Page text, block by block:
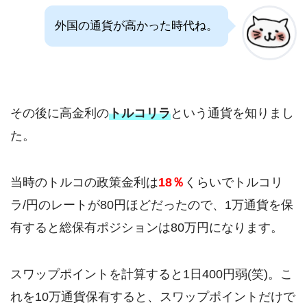
外国の通貨が高かった時代ね。
その後に高金利のトルコリラという通貨を知りまし
た。
当時のトルコの政策金利は18％ くらいでトルコリ
ラ/円のレートが80円ほどだったので、1万通貨を保
有すると総保有ポジションは80万円になります。
スワップポイントを計算すると1日400円弱(笑)。こ
れを10万通貨保有すると、スワップポイントだけで